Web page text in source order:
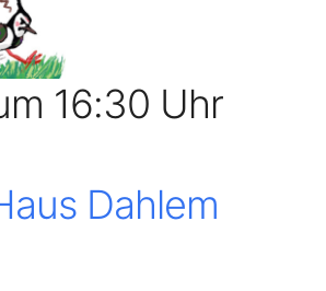
16:30 Uhr
Dahlem